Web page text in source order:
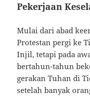
Pekerjaan
Mulai dari abad
Protestan pergi ke
Injil, tetapi pada
bertahun-tahun
gerakan Tuhan di
setelah banyak